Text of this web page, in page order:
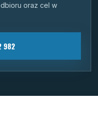
oraz cel w
982